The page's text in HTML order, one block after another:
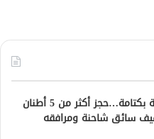
ضربة أمنية قوية بكتامة…حجز أكثر من 5 أطنان
سائق شاحنة ومرافقه